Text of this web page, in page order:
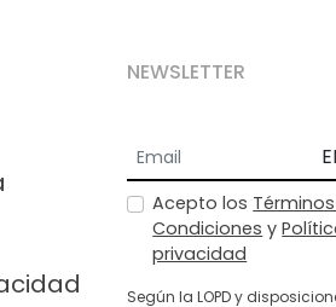
NEWSLETTER
Acepto los
Condiciones y
privacidad
Según la LOPD y